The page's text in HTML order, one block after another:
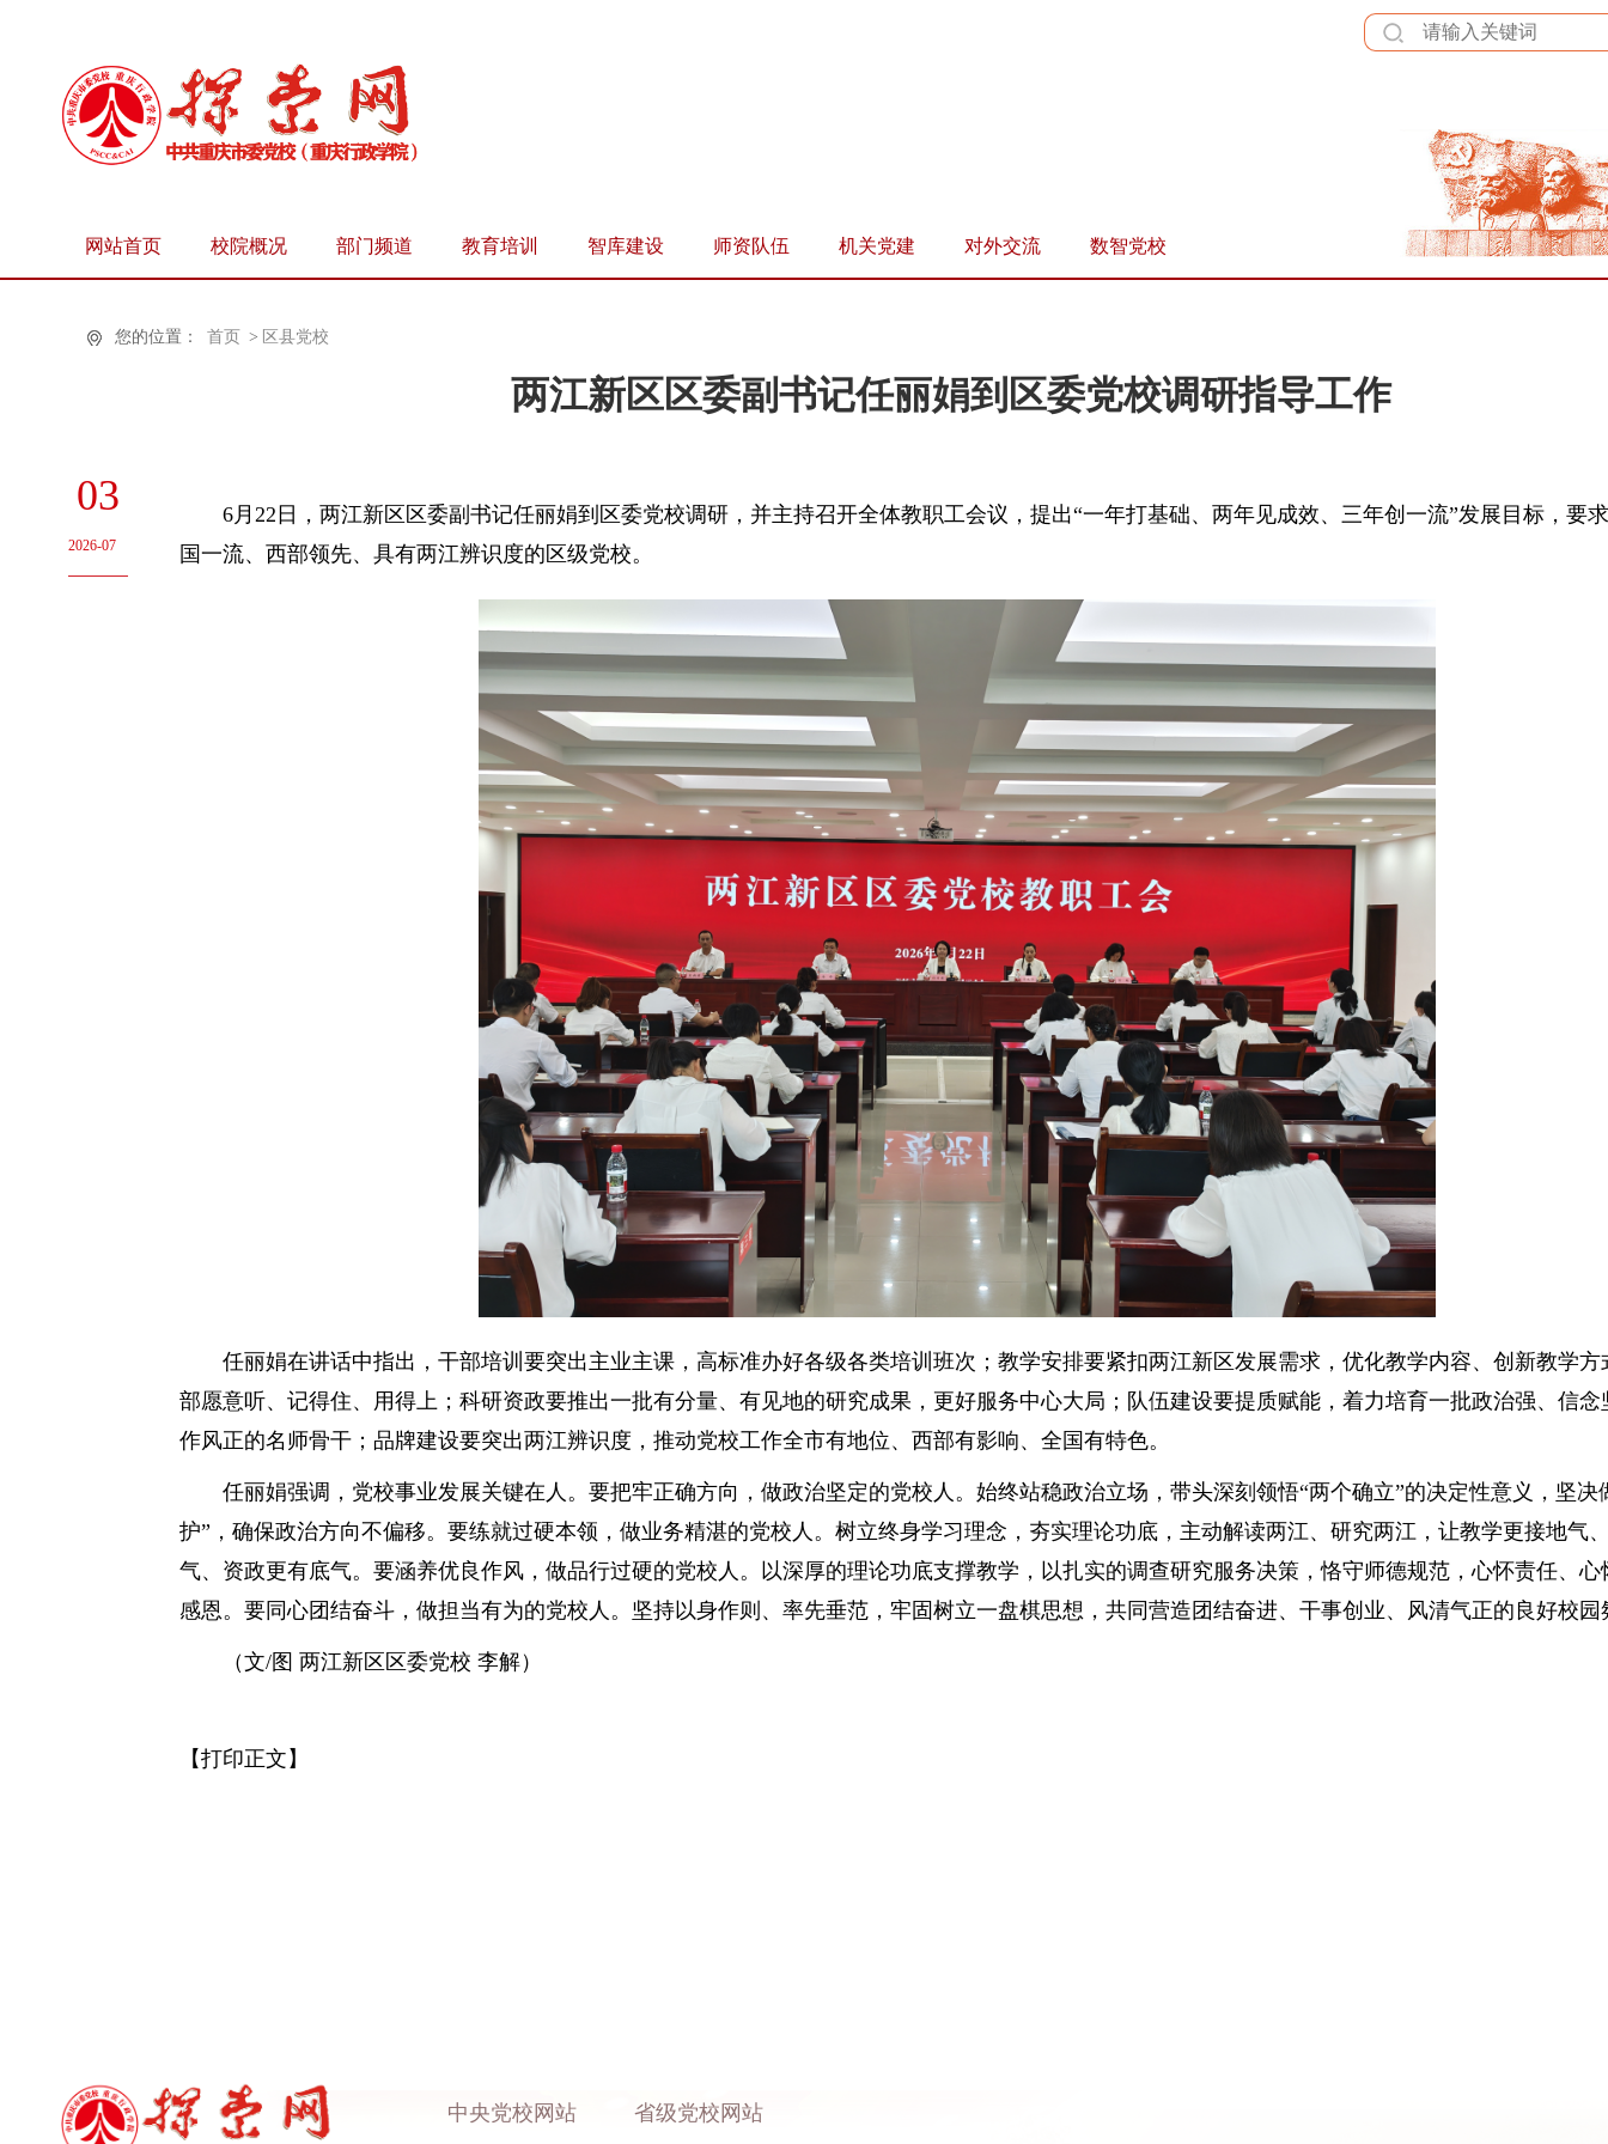
全站群
网站首页 校院概况 部门频道 教育培训 智库建设 师资队伍 机关党建 对外交流 数智党校
您的位置： 首页 > 区县党校
两江新区区委副书记任丽娟到区委党校调研指导工作
03
2026-07
6月22日，两江新区区委副书记任丽娟到区委党校调研，并主持召开全体教职工会议，提出“一年打基础、两年见成效、三年创一流”发展目标，要
国一流、西部领先、具有两江辨识度的区级党校。
任丽娟在讲话中指出，干部培训要突出主业主课，高标准办好各级各类培训班次；教学安排要紧扣两江新区发展需求，优化教学内容、创新教学方
部愿意听、记得住、用得上；科研资政要推出一批有分量、有见地的研究成果，更好服务中心大局；队伍建设要提质赋能，着力培育一批政治强、信念
作风正的名师骨干；品牌建设要突出两江辨识度，推动党校工作全市有地位、西部有影响、全国有特色。
任丽娟强调，党校事业发展关键在人。要把牢正确方向，做政治坚定的党校人。始终站稳政治立场，带头深刻领悟“两个确立”的决定性意义，坚决
护”，确保政治方向不偏移。要练就过硬本领，做业务精湛的党校人。树立终身学习理念，夯实理论功底，主动解读两江、研究两江，让教学更接地气
气、资政更有底气。要涵养优良作风，做品行过硬的党校人。以深厚的理论功底支撑教学，以扎实的调查研究服务决策，恪守师德规范，心怀责任、心
感恩。要同心团结奋斗，做担当有为的党校人。坚持以身作则、率先垂范，牢固树立一盘棋思想，共同营造团结奋进、干事创业、风清气正的良好校园
（文/图 两江新区区委党校 李解）
【打印正文】
中央党校网站 省级党校网站